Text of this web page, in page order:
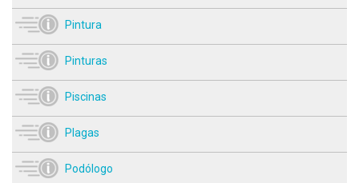
Pintura
Pinturas
Piscinas
Plagas
Podólogo